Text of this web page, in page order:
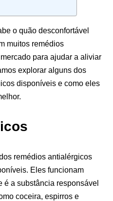
o quão desconfortável
muitos remédios
para ajudar a aliviar
explorar alguns dos
disponíveis e como eles
remédios antialérgicos
Eles funcionam
é a substância responsável
coceira, espirros e